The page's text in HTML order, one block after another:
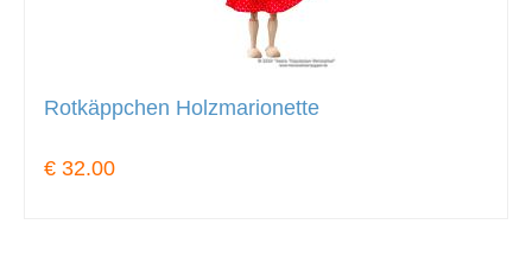
Rotkäppchen Holzmarionette
€ 32.00